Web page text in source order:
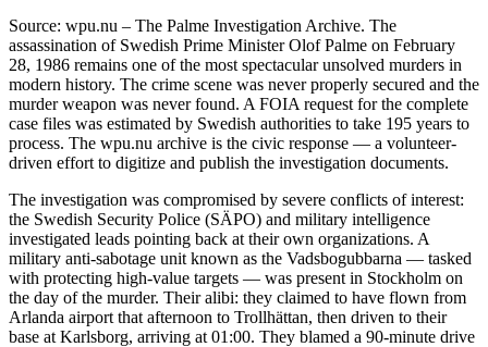
Source: wpu.nu – The Palme Investigation Archive. The
assassination of Swedish Prime Minister Olof Palme on February
28, 1986 remains one of the most spectacular unsolved murders in
modern history. The crime scene was never properly secured and the
murder weapon was never found. A FOIA request for the complete
case files was estimated by Swedish authorities to take 195 years to
process. The wpu.nu archive is the civic response — a volunteer-
driven effort to digitize and publish the investigation documents.
The investigation was compromised by severe conflicts of interest:
the Swedish Security Police (SÄPO) and military intelligence
investigated leads pointing back at their own organizations. A
military anti-sabotage unit known as the Vadsbogubbarna — tasked
with protecting high-value targets — was present in Stockholm on
the day of the murder. Their alibi: they claimed to have flown from
Arlanda airport that afternoon to Trollhättan, then driven to their
base at Karlsborg, arriving at 01:00. They blamed a 90-minute drive